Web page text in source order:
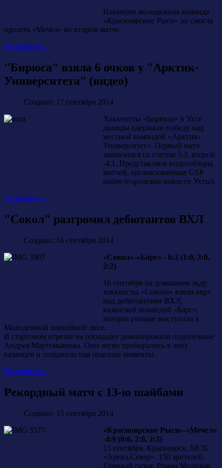
Накануне молодежная команда
«Красноярские Рыси» не смогла
одолеть «Мечел» во втором матче.
Подробнее...
"Бирюса" взяла 6 очков у "Арктик-
Университета" (видео)
Создано: 17 сентября 2014
Хоккеисты «Бирюсы» в Ухте
дважды одержали победу над
местной командой «Арктик-
Университет». Первый матч
закончился со счетом 5:3, второй
-4:1. Представляем видеообзоры
матчей, организованные GSP
online (городские новости Ухты).
Подробнее...
"Сокол" разгромил дебютантов ВХЛ
Создано: 16 сентября 2014
«Сокол»-«Барс» - 6:2 (1:0, 3:0,
2:2)
16 сентября на домашнем льду
хоккеисты «Сокола» взяли верх
над дебютантами ВХЛ,
казанской командой «Барс»,
которая раньше выступала в
Молодежной хоккейной лиге.
В стартовом отрезке на площадке доминировали подопечные
Андрея Мартемьянова. Они легко пробирались в зону
казанцев и создавали там опасные моменты.
Подробнее...
Рекордный матч с 13-ю шайбами
Создано: 15 сентября 2014
«Красноярские Рыси»-«Мечел»
-4:9 (0:6, 2:0, 2:3)
15 сентября. Красноярск, МСК
«Арена.Север». 150 зрителей.
Главный судья: Роман Мелихов